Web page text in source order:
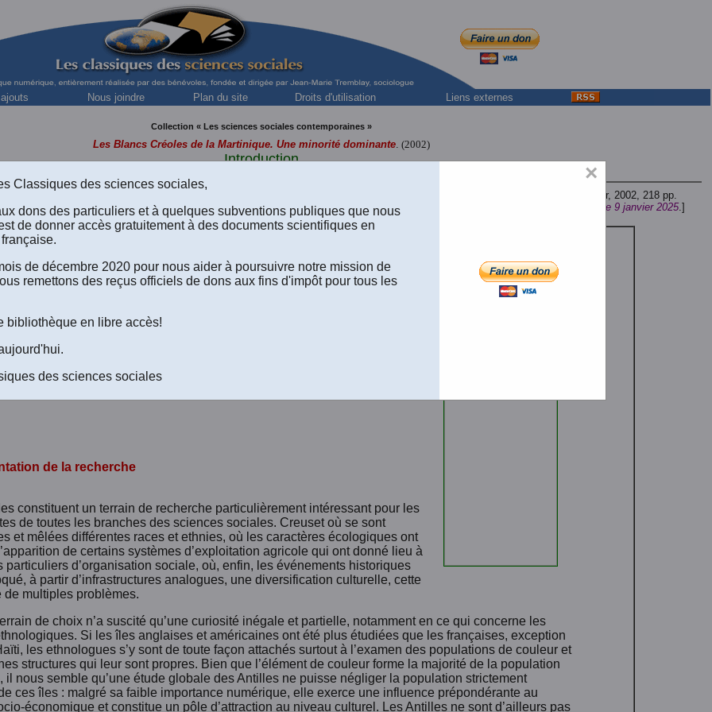
Nous joindre Plan du site Droits d'utilisation Liens externes
Collection « Les sciences sociales contemporaines »
Les Blancs Créoles de la Martinique. Une minorité dominante. (2002)
Introduction
. Paris: L'Harmattan, Éditeur, 2002, 218 pp.
[ Autorisation formelle de l'auteure de diffuser ce livre en libre accès à tous dans Les Classiques des science sociales accordée le 9 janvier 2025.]
Les Blancs Créoles de la Martinique
de la recherche
constituent un terrain de recherche particulièrement intéressant pour les
de toutes les branches des sciences sociales. Creuset où se sont
et mêlées différentes races et ethnies, où les caractères écologiques ont
de certains systèmes d’exploitation agricole qui ont donné lieu à
particuliers d’organisation sociale, où, enfin, les événements historiques
à partir d’infrastructures analogues, une diversification culturelle, cette
de multiples problèmes.
de choix n’a suscité qu’une curiosité inégale et partielle, notamment en ce qui concerne les
Si les îles anglaises et américaines ont été plus étudiées que les françaises, exception
les ethnologues s’y sont de toute façon attachés surtout à l’examen des populations de couleur et
structures qui leur sont propres. Bien que l’élément de couleur forme la majorité de la population
il nous semble qu’une étude globale des Antilles ne puisse négliger la population strictement
ces îles : malgré sa faible importance numérique, elle exerce une influence prépondérante au
économique et constitue un pôle d’attraction au niveau culturel. Les Antilles ne sont d’ailleurs pas
×
Classiques des sciences sociales,
dons des particuliers et à quelques subventions publiques que nous
de donner accès gratuitement à des documents scientifiques en
de décembre 2020 pour nous aider à poursuivre notre mission de
remettons des reçus officiels de dons aux fins d'impôt pour tous les
bibliothèque en libre accès!
des sciences sociales